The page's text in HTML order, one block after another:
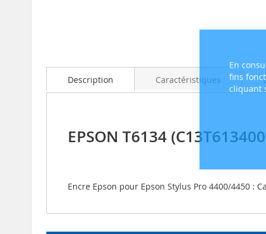
En
fins
cliquant
beginningDescription
EPSON T6134
Encre Epson pour Epson Stylus Pro 4400/4450 :
Caractéristiques